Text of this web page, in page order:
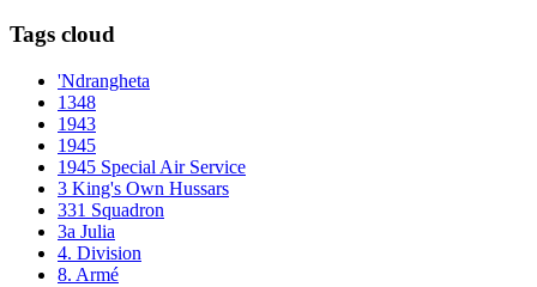
Tags cloud
'Ndrangheta
1348
1943
1945
1945 Special Air Service
3 King's Own Hussars
331 Squadron
3a Julia
4. Division
8. Armé